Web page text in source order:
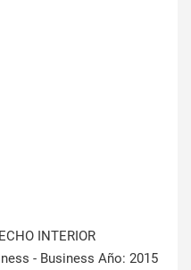
INTERIOR
- Business Año: 2015